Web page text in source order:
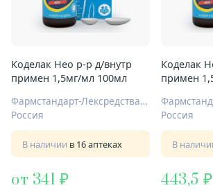
Коделак Нео р-р д/внутр
примен 1,5мг/мл 100мл
Фармстандарт-Лексредства ОАО Курск
Россия
В наличии в 16 аптеках
от 341
Коделак
примен
Россия
В
443,5